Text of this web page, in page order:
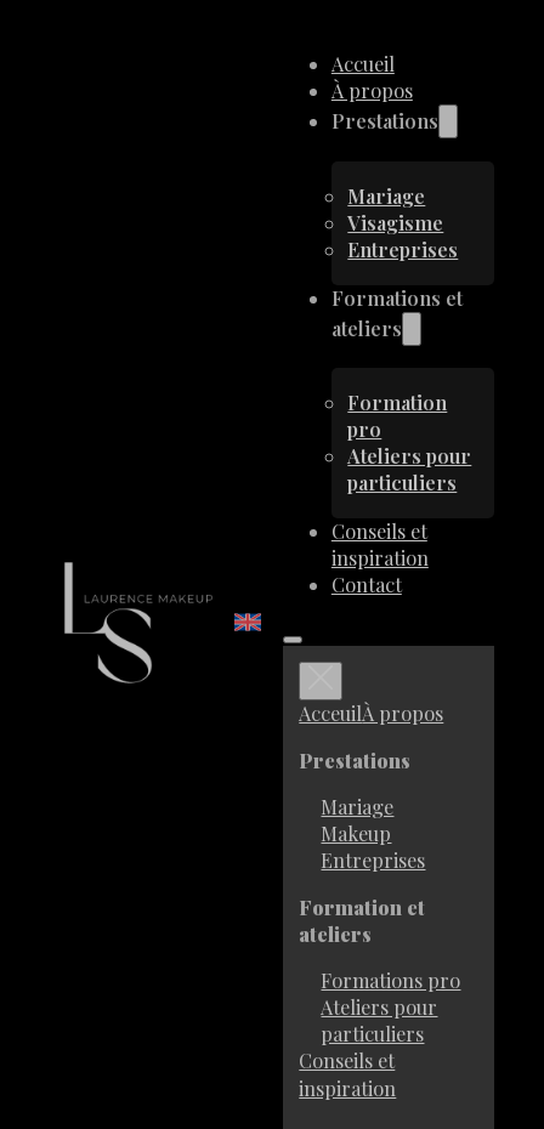
Accueil
À propos
Prestations
Mariage
Visagisme
Entreprises
Formations et
ateliers
Formation
pro
Ateliers pour
particuliers
Conseils et
inspiration
Contact
AcceuilÀ propos
Prestations
Mariage
Makeup
Entreprises
Formation et
ateliers
Formations pro
Ateliers pour
particuliers
Conseils et
inspiration